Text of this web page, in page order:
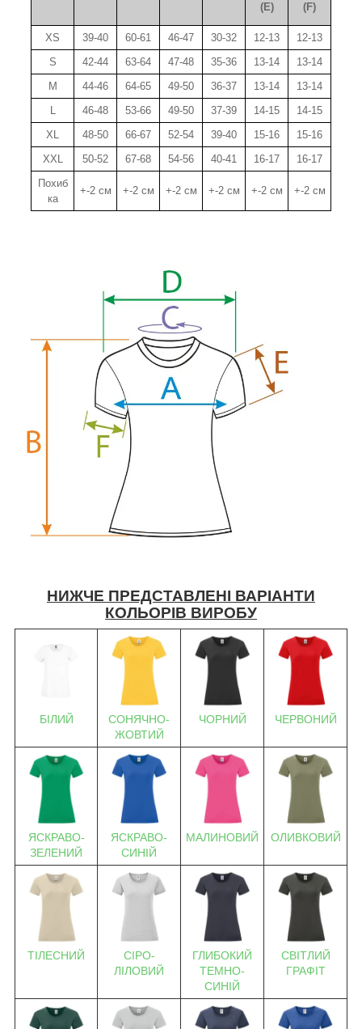
(E)
(F)
XS 39-40 60-61 46-47 30-32 12-13
12-13
S
42-44 63-64 47-48 35-36 13-14
13-14
M
44-46 64-65 49-50 36-37 13-14
13-14
L
46-48 53-66 49-50 37-39 14-15
14-15
XL
48-50 66-67 52-54 39-40 15-16
15-16
XXL
50-52 67-68 54-56 40-41 16-17
16-17
Похиб
ка
+-2 см +-2 см +-2 см +-2 см +-2 см +-2 см
НИЖЧЕ ПРЕДСТАВЛЕНІ ВАРІАНТИ
КОЛЬОРІВ ВИРОБУ
БІЛИЙ
СОНЯЧНО-
ЖОВТИЙ
ЧОРНИЙ ЧЕРВОНИЙ
ЯСКРАВО-
ЗЕЛЕНИЙ
ЯСКРАВО-
СИНІЙ
МАЛИНОВИЙ ОЛИВКОВИЙ
ТІЛЕСНИЙ
СІРО-
ЛІЛОВИЙ
ГЛИБОКИЙ
ТЕМНО-
СИНІЙ
СВІТЛИЙ
ГРАФІТ